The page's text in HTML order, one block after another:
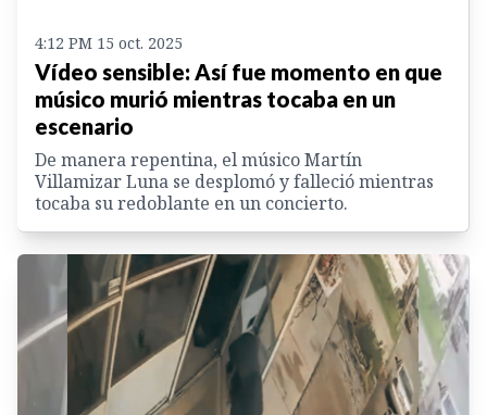
4:12 PM 15 oct. 2025
Vídeo sensible: Así fue momento en que
músico murió mientras tocaba en un
escenario
De manera repentina, el músico Martín
Villamizar Luna se desplomó y falleció mientras
tocaba su redoblante en un concierto.